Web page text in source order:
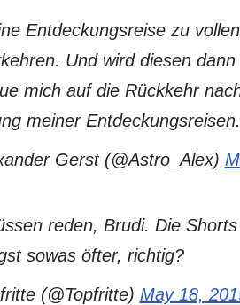
Entdeckungsreise zu
Und wird diesen
mich auf die Rückkehr
meiner Entdeckungsreisen.
Gerst (@Astro_Alex)
reden, Brudi. Die
sowas öfter, richtig?
(@Topfritte) May 18,